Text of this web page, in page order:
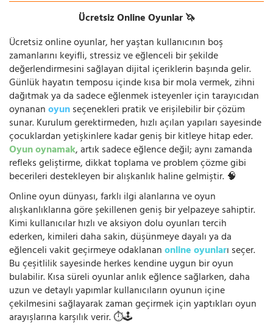
Ücretsiz Online Oyunlar 🦄
Ücretsiz online oyunlar, her yaştan kullanıcının boş
zamanlarını keyifli, stressiz ve eğlenceli bir şekilde
değerlendirmesini sağlayan dijital içeriklerin başında gelir.
Günlük hayatın temposu içinde kısa bir mola vermek, zihni
dağıtmak ya da sadece eğlenmek isteyenler için tarayıcıdan
oynananoyunseçenekleri pratik ve erişilebilir bir çözüm
sunar. Kurulum gerektirmeden, hızlı açılan yapıları sayesinde
çocuklardan yetişkinlere kadar geniş bir kitleye hitap eder.
Oyun oynamak, artık sadece eğlence değil; aynı zamanda
refleks geliştirme, dikkat toplama ve problem çözme gibi
becerileri destekleyen bir alışkanlık haline gelmiştir. 🧠
Online oyun dünyası, farklı ilgi alanlarına ve oyun
alışkanlıklarına göre şekillenen geniş bir yelpazeye sahiptir.
Kimi kullanıcılar hızlı ve aksiyon dolu oyunları tercih
ederken, kimileri daha sakin, düşünmeye dayalı ya da
eğlenceli vakit geçirmeye odaklananonline oyunları seçer.
Bu çeşitlilik sayesinde herkes kendine uygun bir oyun
bulabilir. Kısa süreli oyunlar anlık eğlence sağlarken, daha
uzun ve detaylı yapımlar kullanıcıların oyunun içine
çekilmesini sağlayarak zaman geçirmek için yaptıkları oyun
arayışlarına karşılık verir. ⏱️🕹️